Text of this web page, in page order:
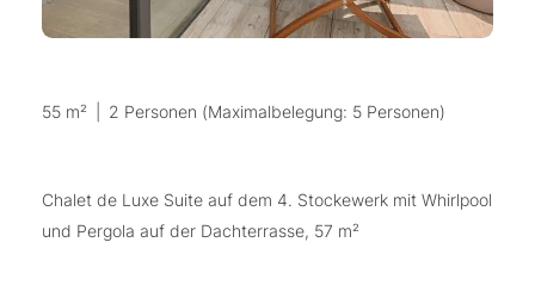
55 m² 2 Personen (Maximalbelegung: 5 Personen)
Chalet de Luxe Suite auf dem 4. Stockewerk mit Whirlpool
und Pergola auf der Dachterrasse, 57 m²